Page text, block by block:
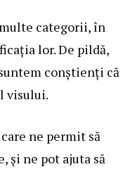
categorii, în
lor. De pildă,
conștienți că
visului.
ne permit să
și ne pot ajuta să